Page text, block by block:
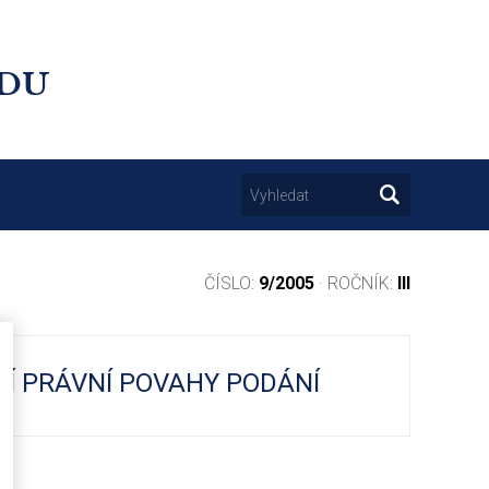
ČÍSLO: 9/2005 · ROČNÍK:
PRÁVNÍ POVAHY PODÁNÍ